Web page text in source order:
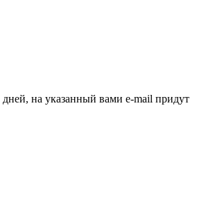
дней, на указанный вами e-mail придут